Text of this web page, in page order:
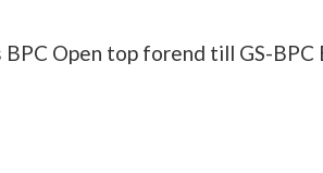
Open top forend till GS-BPC